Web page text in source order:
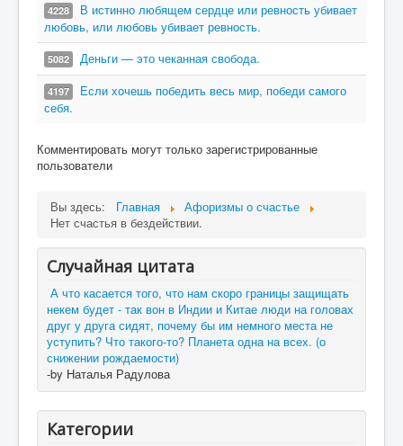
4228
В истинно любящем сердце или ревность убивает
любовь, или любовь убивает ревность.
5082 Деньги — это чеканная свобода.
4197
Если хочешь победить весь мир, победи самого
себя.
Комментировать могут только зарегистрированные
пользователи
Вы здесь: Главная
Афоризмы о счастье
Нет счастья в бездействии.
Случайная цитата
А что касается того, что нам скоро границы защищать
некем будет - так вон в Индии и Китае люди на головах
друг у друга сидят, почему бы им немного места не
уступить? Что такого-то? Планета одна на всех. (о
снижении рождаемости)
-by Наталья Радулова
Категории